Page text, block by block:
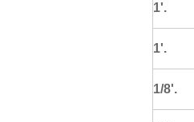
1'.
1'.
1/8'.